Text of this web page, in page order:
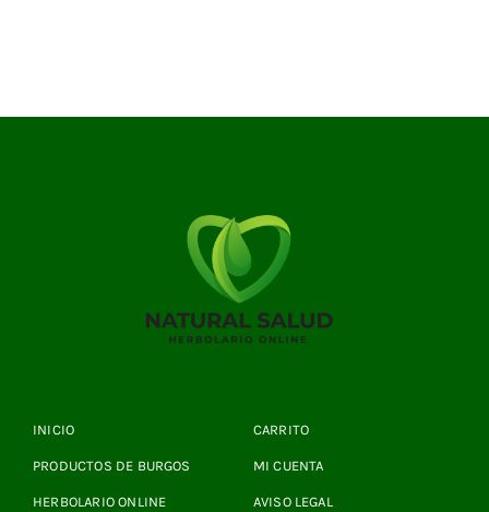
INICIO
PRODUCTOS DE BURGOS
HERBOLARIO ONLINE
CARRITO
MI CUENTA
AVISO LEGAL